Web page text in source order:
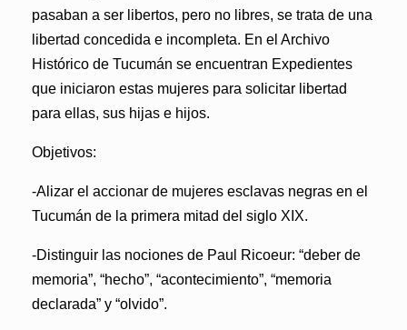
pasaban a ser libertos, pero no libres, se trata de una
libertad concedida e incompleta. En el Archivo
Histórico de Tucumán se encuentran Expedientes
que iniciaron estas mujeres para solicitar libertad
para ellas, sus hijas e hijos.
Objetivos:
-Alizar el accionar de mujeres esclavas negras en el
Tucumán de la primera mitad del siglo XIX.
-Distinguir las nociones de Paul Ricoeur: “deber de
memoria”, “hecho”, “acontecimiento”, “memoria
declarada” y “olvido”.